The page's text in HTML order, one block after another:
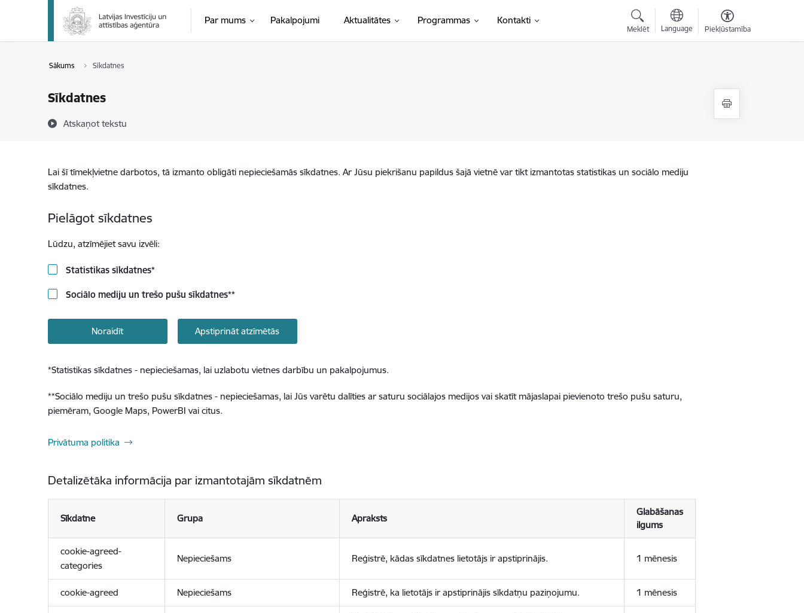
Pāriet uz lapas saturu
Par mums Pakalpojumi Aktualitātes Programmas Kontakti
Meklēt Language Piekļūstamība
Sākums Sīkdatnes
Sīkdatnes
Atskaņot tekstu
Lai šī tīmekļvietne darbotos, tā izmanto obligāti nepieciešamās sīkdatnes. Ar Jūsu piekrišanu papildus šajā vietnē var tikt izmantotas statistikas un sociālo mediju
sīkdatnes.
Pielāgot sīkdatnes
Lūdzu, atzīmējiet savu izvēli:
Statistikas sīkdatnes*
Sociālo mediju un trešo pušu sīkdatnes**
Noraidīt Apstiprināt atzīmētās
*Statistikas sīkdatnes - nepieciešamas, lai uzlabotu vietnes darbību un pakalpojumus.
**Sociālo mediju un trešo pušu sīkdatnes - nepieciešamas, lai Jūs varētu dalīties ar saturu sociālajos medijos vai skatīt mājaslapai pievienoto trešo pušu saturu,
piemēram, Google Maps, PowerBI vai citus.
Privātuma politika
Detalizētāka informācija par izmantotajām sīkdatnēm
Sīkdatne Grupa Apraksts
Glabāšanas
ilgums
cookie-agreed-
categories
Nepieciešams Reģistrē, kādas sīkdatnes lietotājs ir apstiprinājis. 1 mēnesis
cookie-agreed Nepieciešams Reģistrē, ka lietotājs ir apstiprinājis sīkdatņu paziņojumu. 1 mēnesis